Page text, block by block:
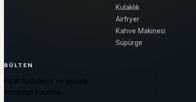
Kulaklık
Airfryer
Kahve Makinesi
Süpürge
BÜLTEN
Fiyat düşüşlerini ve gerçek
indirimleri kaçırma.